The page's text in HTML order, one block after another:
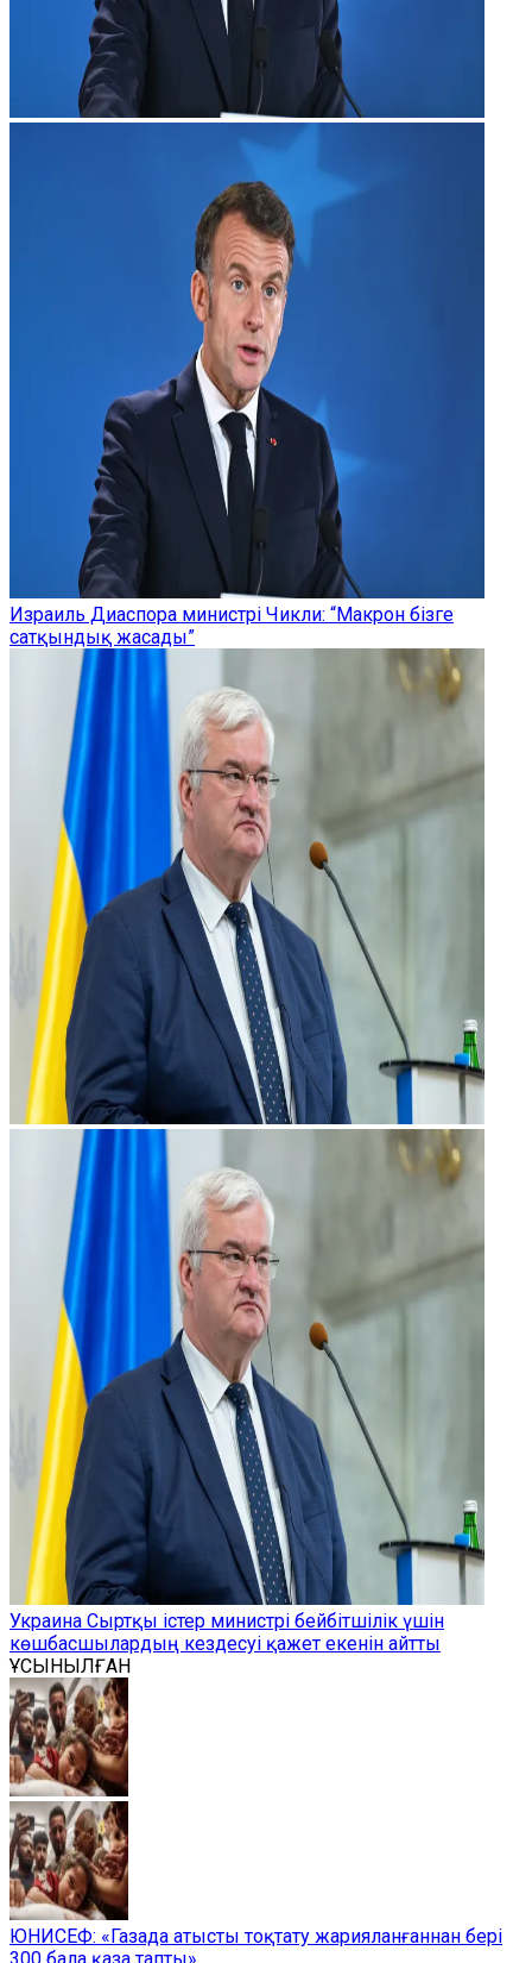
Израиль Диаспора министрі Чикли: “Макрон бізге
сатқындық жасады”
Украина Сыртқы істер министрі бейбітшілік үшін
көшбасшылардың кездесуі қажет екенін айтты
ҰСЫНЫЛҒАН
ЮНИСЕФ: «Газада атысты тоқтату жарияланғаннан бері